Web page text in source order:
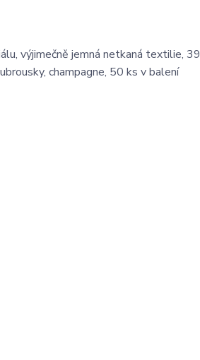
výjimečně jemná netkaná textilie,
champagne, 50 ks v balení